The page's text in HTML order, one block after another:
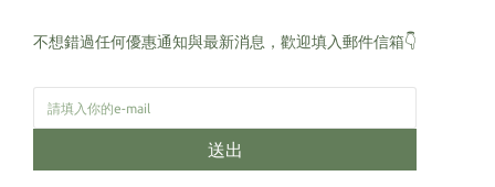
不想錯過任何優惠通知與最新消息，歡迎填入郵件信箱👇
送出